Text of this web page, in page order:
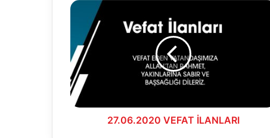
27.06.2020
VEFAT
İLANLARI
27.06.2020 VEFAT İLANLARI